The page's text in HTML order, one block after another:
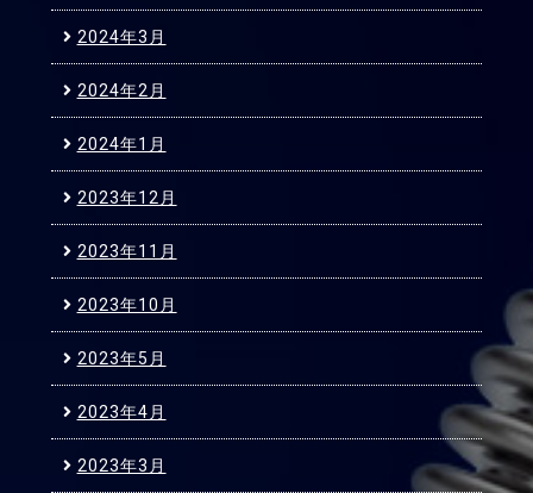
2024年3月
2024年2月
2024年1月
2023年12月
2023年11月
2023年10月
2023年5月
2023年4月
2023年3月